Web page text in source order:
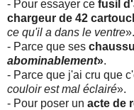
- Pour essayer ce fusil
chargeur de 42
ce qu'il a dans le ventre».
- Parce que ses
abominablement».
- Parce que j'ai cru que
couloir est mal éclairé».
- Pour poser un acte de